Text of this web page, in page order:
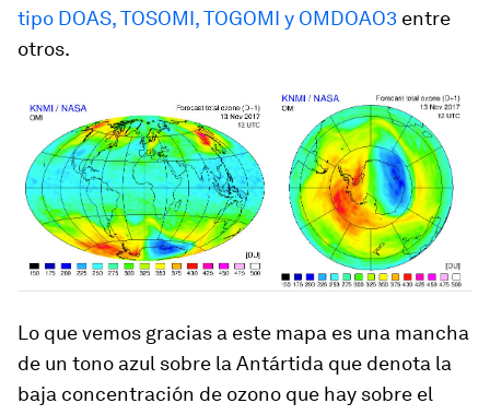
tipo DOAS, TOSOMI, TOGOMI y OMDOAO3 entre
otros.
Lo que vemos gracias a este mapa es una mancha
de un tono azul sobre la Antártida que denota la
baja concentración de ozono que hay sobre el